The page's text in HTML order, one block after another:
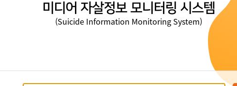
미디어 자살정보 모니터링 시스템
(Suicide Information Monitoring System)